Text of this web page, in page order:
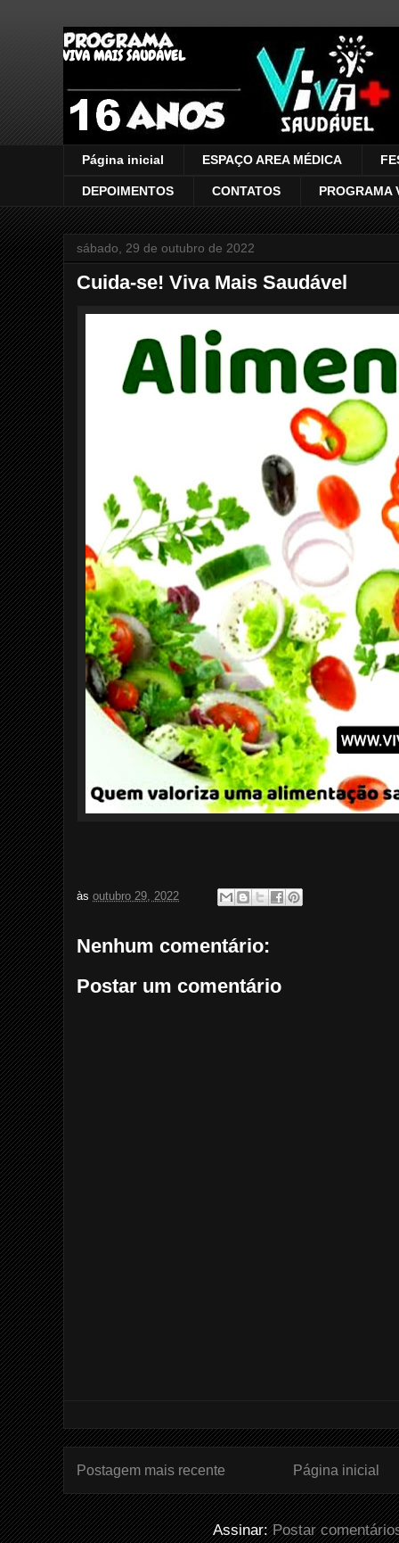
VIVA MAIS SAUDÁVEL
Página inicial ESPAÇO AREA MÉDICA
DEPOIMENTOS CONTATOS PROGRAMA
sábado, 29 de outubro de 2022
Cuida-se! Viva Mais Saudável
àsoutubro 29, 2022
Nenhum comentário:
Postar um comentário
Postagem mais recente Página inicial
Assinar:Postar